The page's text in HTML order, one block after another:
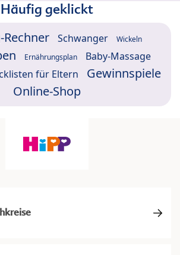
Häufig geklickt
Rechner Schwanger Wickeln
Ernährungsplan Baby-Massage
für Eltern
Gewinnspiele
Online-Shop